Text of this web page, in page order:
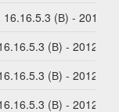
(В) - 2012
(В) - 2012
(В) - 2012
(В) - 2012